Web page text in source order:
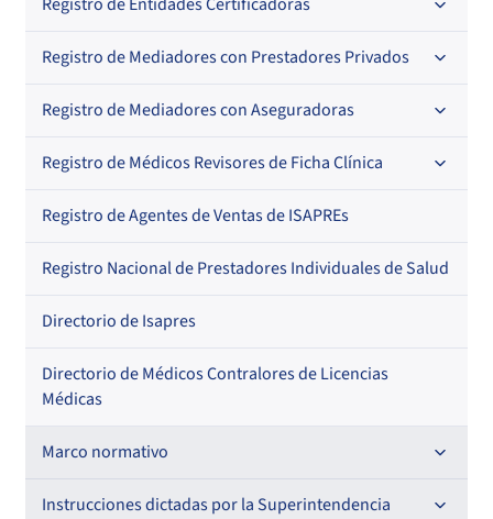
Por N° de registro
Regional
Por orden alfabético
Por N° de registro
Registro de Mediadores con Prestadores Privados
Por orden alfabético
Por N° de registro
Por profesión
Regional
Registro de Mediadores con Aseguradoras
Regional
Por orden alfabético
Por profesión
Registro de Médicos Revisores de Ficha Clínica
Regional
Por orden alfabético
Por especialidad
Registro de Agentes de Ventas de ISAPREs
Registro Nacional de Prestadores Individuales de Salud
Directorio de Isapres
Directorio de Médicos Contralores de Licencias
Médicas
Marco normativo
Leyes
Instrucciones dictadas por la Superintendencia